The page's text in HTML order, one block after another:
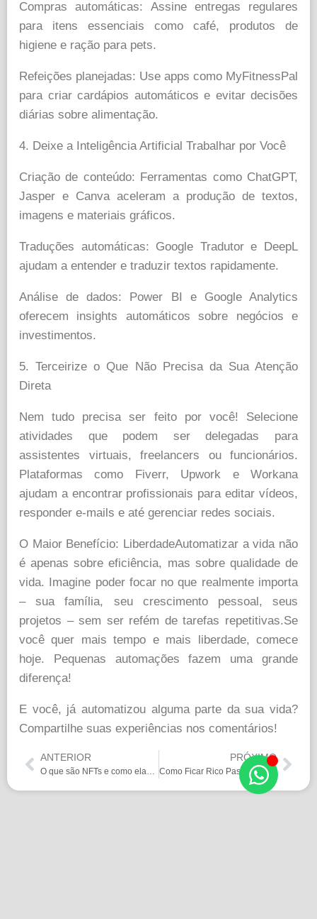
Compras automáticas: Assine entregas regulares
para itens essenciais como café, produtos de
higiene e ração para pets.
Refeições planejadas: Use apps como MyFitnessPal
para criar cardápios automáticos e evitar decisões
diárias sobre alimentação.
4. Deixe a Inteligência Artificial Trabalhar por Você
Criação de conteúdo: Ferramentas como ChatGPT,
Jasper e Canva aceleram a produção de textos,
imagens e materiais gráficos.
Traduções automáticas: Google Tradutor e DeepL
ajudam a entender e traduzir textos rapidamente.
Análise de dados: Power BI e Google Analytics
oferecem insights automáticos sobre negócios e
investimentos.
5. Terceirize o Que Não Precisa da Sua Atenção
Direta
Nem tudo precisa ser feito por você! Selecione
atividades que podem ser delegadas para
assistentes virtuais, freelancers ou funcionários.
Plataformas como Fiverr, Upwork e Workana
ajudam a encontrar profissionais para editar vídeos,
responder e-mails e até gerenciar redes sociais.
O Maior Benefício: LiberdadeAutomatizar a vida não
é apenas sobre eficiência, mas sobre qualidade de
vida. Imagine poder focar no que realmente importa
– sua família, seu crescimento pessoal, seus
projetos – sem ser refém de tarefas repetitivas.Se
você quer mais tempo e mais liberdade, comece
hoje. Pequenas automações fazem uma grande
diferença!
E você, já automatizou alguma parte da sua vida?
Compartilhe suas experiências nos comentários!
ANTERIOR
O que são NFTs e como elas funcionam?
PRÓXIMO
Como Ficar Rico Passo a Passo: O Guia Definitivo